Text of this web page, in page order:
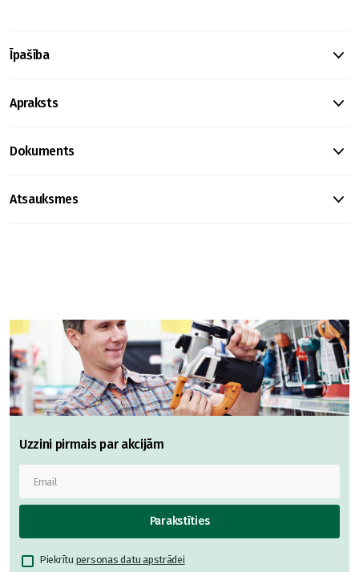
Īpašība
Apraksts
Dokuments
Atsauksmes
Uzzini pirmais par akcijām
Parakstīties
Piekrītu personas datu apstrādei